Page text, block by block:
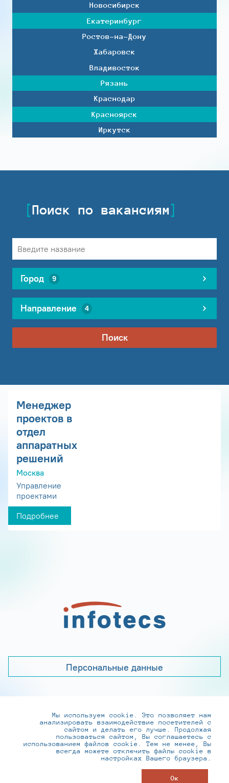
Новосибирск
Екатеринбург
Ростов-на-Дону
Хабаровск
Владивосток
Рязань
Краснодар
Красноярск
Иркутск
Поиск по вакансиям
Город 9
Направление 4
Поиск
Менеджер
проектов в
отдел
аппаратных
решений
Москва
Управление
проектами
Подробнее
Персональные данные
+7 (495) 737-6192, 8-800-250-0-260
practice@infotecs.ru,hr@infotecs.ru
127273, г. Москва, Отрадная ул., 2Б строение 1
Мы используем cookie. Это позволяет нам
анализировать взаимодействие посетителей с
сайтом и делать его лучше. Продолжая
пользоваться сайтом, Вы соглашаетесь с
использованием файлов cookie. Тем не менее, Вы
всегда можете отключить файлы cookie в
настройках Вашего браузера.
Ок